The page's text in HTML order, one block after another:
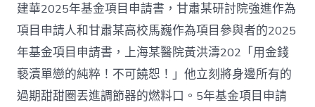
建華2025年基金項目申請書，甘肅某研討院強進作為
項目申請人和甘肅某高校馬巍作為項目參與者的2025
年基金項目申請書，上海某醫院黃洪濤202「用金錢
褻瀆單戀的純粹！不可饒恕！」他立刻將身邊所有的
過期甜甜圈丟進調節器的燃料口。5年基金項目申請